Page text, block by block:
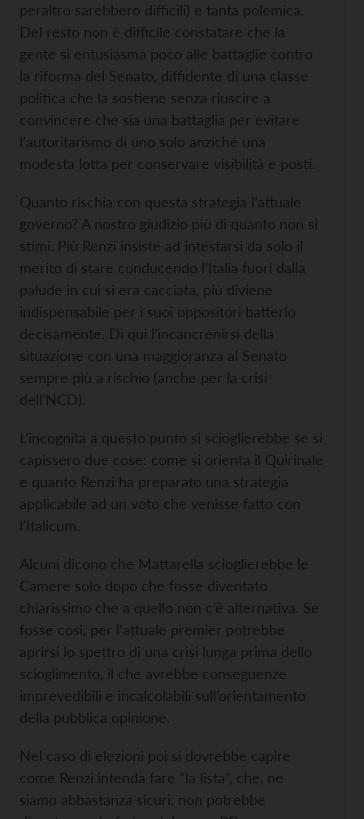
peraltro sarebbero difficili) e tanta polemica.
Del resto non è difficile constatare che la
gente si entusiasma poco alle battaglie contro
la riforma del Senato, diffidente di una classe
politica che la sostiene senza riuscire a
convincere che sia una battaglia per evitare
l’autoritarismo di uno solo anziché una
modesta lotta per conservare visibilità e posti.
Quanto rischia con questa strategia l’attuale
governo? A nostro giudizio più di quanto non si
stimi. Più Renzi insiste ad intestarsi da solo il
merito di stare conducendo l’Italia fuori dalla
palude in cui si era cacciata, più diviene
indispensabile per i suoi oppositori batterlo
decisamente. Di qui l’incancrenirsi della
situazione con una maggioranza al Senato
sempre più a rischio (anche per la crisi
dell’NCD).
L’incognita a questo punto si scioglierebbe se si
capissero due cose: come si orienta il Quirinale
e quanto Renzi ha preparato una strategia
applicabile ad un voto che venisse fatto con
l’Italicum.
Alcuni dicono che Mattarella scioglierebbe le
Camere solo dopo che fosse diventato
chiarissimo che a quello non c’è alternativa. Se
fosse così, per l’attuale premier potrebbe
aprirsi lo spettro di una crisi lunga prima dello
scioglimento, il che avrebbe conseguenze
imprevedibili e incalcolabili sull’orientamento
della pubblica opinione.
Nel caso di elezioni poi si dovrebbe capire
come Renzi intenda fare “la lista”, che, ne
siamo abbastanza sicuri, non potrebbe